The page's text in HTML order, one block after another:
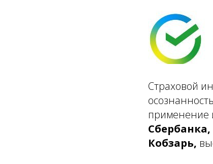
Страховой
применение
Кобзарь,